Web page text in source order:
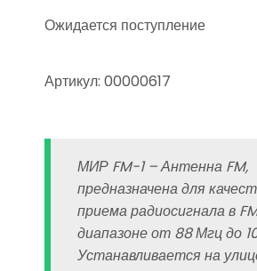
Ожидается поступление
Артикул: 00000617
МИР FM-1 – Антенна FM,
предназначена для
приема радиосигнала в
диапазоне от 88 Мгц до
Устанавливается на